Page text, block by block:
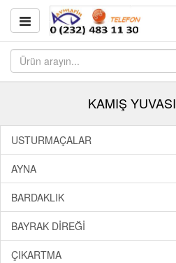
KAMIŞ YUVASI
USTURMAÇALAR
AYNA
BARDAKLIK
BAYRAK DİREĞİ
ÇIKARTMA